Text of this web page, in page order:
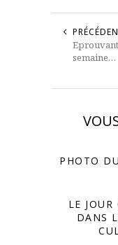
semaine…
PHOTO
LE JOUR
DANS